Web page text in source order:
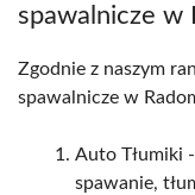
spawalnicze w
Zgodnie z naszym
spawalnicze w
Auto Tłumiki
spawanie,